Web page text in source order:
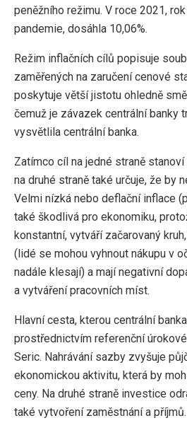
peněžního režimu. V roce 2021,
pandemie, dosáhla 10,06%.
Režim inflačních cílů popisuje
zaměřených na zaručení cenové
poskytuje větší jistotu ohledně
čemuž je závazek centrální banky
vysvětlila centrální banka.
Zatímco cíl na jedné straně
na druhé straně také určuje, že by
Velmi nízká nebo deflační inflace
také škodlivá pro ekonomiku,
konstantní, vytváří začarovaný
(lidé se mohou vyhnout nákupu v
nadále klesají) a mají negativní
a vytváření pracovních míst.
Hlavní cesta, kterou centrální
prostřednictvím referenční
Seric. Nahrávání sazby zvyšuje
ekonomickou aktivitu, která by
ceny. Na druhé straně investice
také vytvoření zaměstnání a příjmů.